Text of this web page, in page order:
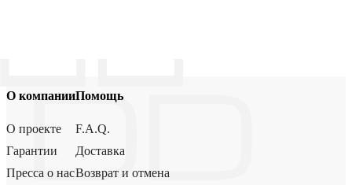
О компании
О проекте
Гарантии
Пресса о нас
Помощь
F.A.Q.
Доставка
Возврат и отмена